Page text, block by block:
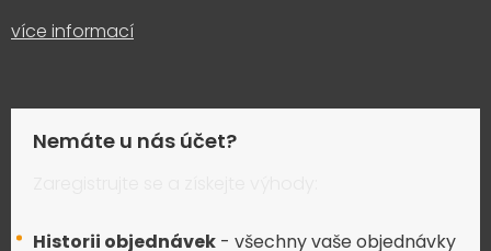
více informací
Nemáte u nás účet?
Historii objednávek - všechny vaše objednávky